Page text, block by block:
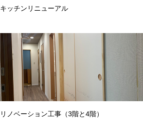
キッチンリニューアル
リノベーション工事（3階と4階）